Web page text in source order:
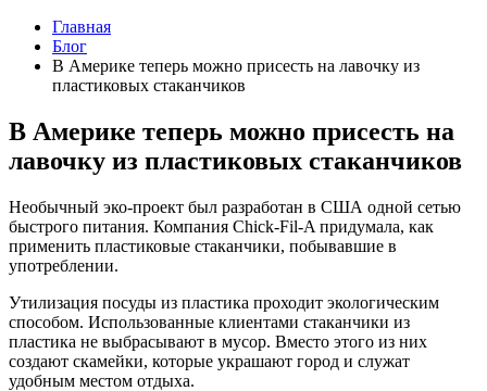
Главная
Блог
В Америке теперь можно присесть на лавочку из
пластиковых стаканчиков
В Америке теперь можно присесть на
лавочку из пластиковых стаканчиков
Необычный эко-проект был разработан в США одной сетью
быстрого питания. Компания Chick-Fil-A придумала, как
применить пластиковые стаканчики, побывавшие в
употреблении.
Утилизация посуды из пластика проходит экологическим
способом. Использованные клиентами стаканчики из
пластика не выбрасывают в мусор. Вместо этого из них
создают скамейки, которые украшают город и служат
удобным местом отдыха.